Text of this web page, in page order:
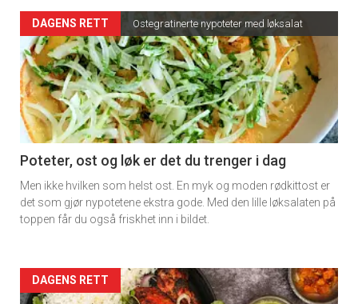
Artikler
detail
-
section
11
DAGENS RETT Ostegratinerte nypoteter med løksalat
Poteter, ost og løk er det du trenger i dag
Men ikke hvilken som helst ost. En myk og moden rødkittost er
det som gjør nypotetene ekstra gode. Med den lille løksalaten på
toppen får du også friskhet inn i bildet.
Artikler
DAGENS RETT